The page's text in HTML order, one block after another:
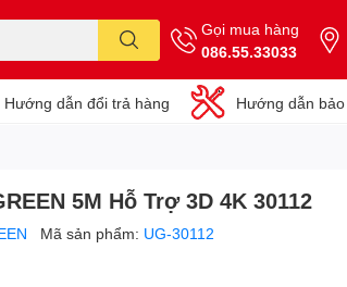
Gọi mua hàng
086.55.33033
Hướng dẫn đổi trả hàng Hướng dẫn
5M Hỗ Trợ 3D 4K 30112
Mã sản phẩm: UG-30112